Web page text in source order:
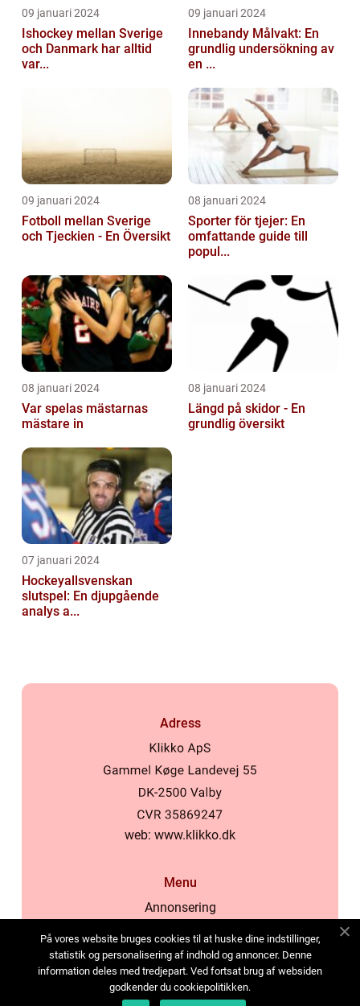
09 januari 2024
Ishockey mellan Sverige
och Danmark har alltid
var...
09 januari 2024
Innebandy Målvakt: En
grundlig undersökning av
en ...
09 januari 2024
Fotboll mellan Sverige
och Tjeckien - En Översikt
08 januari 2024
Sporter för tjejer: En
omfattande guide till
popul...
08 januari 2024
Var spelas mästarnas
mästare in
08 januari 2024
Längd på skidor - En
grundlig översikt
07 januari 2024
Hockeyallsvenskan
slutspel: En djupgående
analys a...
Adress
web: www.klikko.dk
Menu
Annonsering
Cookies
Kontakta oss
Sitemap
På vores website bruges cookies til at huske dine indstillinger,
statistik og personalisering af indhold og annoncer. Denne
information deles med tredjepart. Ved fortsat brug af websiden
godkender du cookiepolitikken.